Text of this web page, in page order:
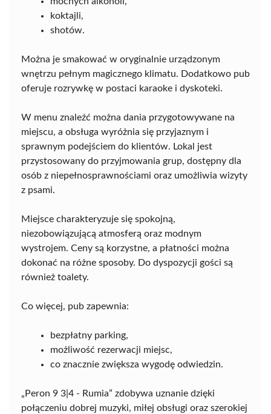
koktajli,
shotów.
Można je smakować w oryginalnie urządzonym
wnętrzu pełnym magicznego klimatu. Dodatkowo pub
oferuje rozrywkę w postaci karaoke i dyskoteki.
W menu znaleźć można dania przygotowywane na
miejscu, a obsługa wyróżnia się przyjaznym i
sprawnym podejściem do klientów. Lokal jest
przystosowany do przyjmowania grup, dostępny dla
osób z niepełnosprawnościami oraz umożliwia wizyty
z psami.
Miejsce charakteryzuje się spokojną,
niezobowiązującą atmosferą oraz modnym
wystrojem. Ceny są korzystne, a płatności można
dokonać na różne sposoby. Do dyspozycji gości są
również toalety.
Co więcej, pub zapewnia:
bezpłatny parking,
możliwość rezerwacji miejsc,
co znacznie zwiększa wygodę odwiedzin.
„Peron 9 3|4 - Rumia” zdobywa uznanie dzięki
połączeniu dobrej muzyki, miłej obsługi oraz szerokiej